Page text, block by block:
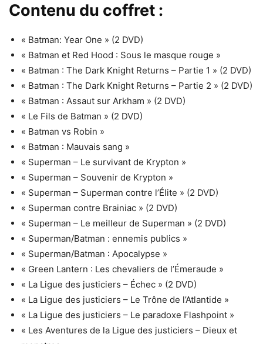
Contenu du coffret :
« Batman: Year One » (2 DVD)
« Batman et Red Hood : Sous le masque rouge »
« Batman : The Dark Knight Returns – Partie 1 » (2 DVD)
« Batman : The Dark Knight Returns – Partie 2 » (2 DVD)
« Batman : Assaut sur Arkham » (2 DVD)
« Le Fils de Batman » (2 DVD)
« Batman vs Robin »
« Batman : Mauvais sang »
« Superman – Le survivant de Krypton »
« Superman – Souvenir de Krypton »
« Superman – Superman contre l’Élite » (2 DVD)
« Superman contre Brainiac » (2 DVD)
« Superman – Le meilleur de Superman » (2 DVD)
« Superman/Batman : ennemis publics »
« Superman/Batman : Apocalypse »
« Green Lantern : Les chevaliers de l’Émeraude »
« La Ligue des justiciers – Échec » (2 DVD)
« La Ligue des justiciers – Le Trône de l’Atlantide »
« La Ligue des justiciers – Le paradoxe Flashpoint »
« Les Aventures de la Ligue des justiciers – Dieux et